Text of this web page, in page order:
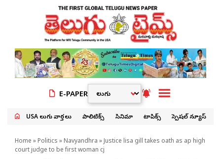
E-PAPER
USA తెలుగు వార్తలు పాలిటిక్స్ సినిమా టాపిక్స్ స్పెషల్ న్యూస్
Home » Politics » Navyandhra » Justice lisa gill takes oath as ap high
court judge to be first woman cj